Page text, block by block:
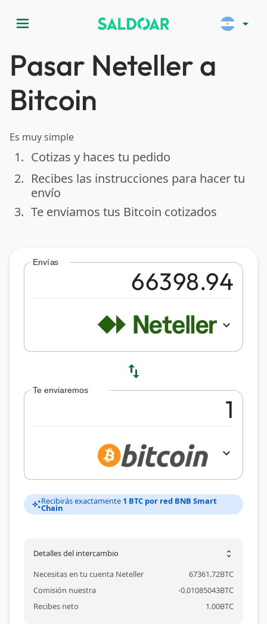
menu arrow_drop_down
Pasar Neteller a
Bitcoin
Es muy simple
done
1. Cotizas y haces tu pedido
done
2. Recibes las instrucciones para hacer tu
envío
done
3. Te enviamos tus Bitcoin cotizados
Envías
expand_more
swap_vert
Te enviaremos
expand_more
auto_awesomeRecibirás exactamente 1 BTC por red BNB Smart
Chain
Detalles del intercambio unfold_more
Necesitas en tu cuenta Neteller 67361.72BTC
Comisión nuestra
-0.01085043BTC
Recibes neto
1.00BTC